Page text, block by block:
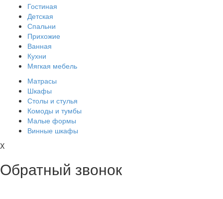
Гостиная
Детская
Спальни
Прихожие
Ванная
Кухни
Мягкая мебель
Матрасы
Шкафы
Столы и стулья
Комоды и тумбы
Малые формы
Винные шкафы
X
Обратный звонок